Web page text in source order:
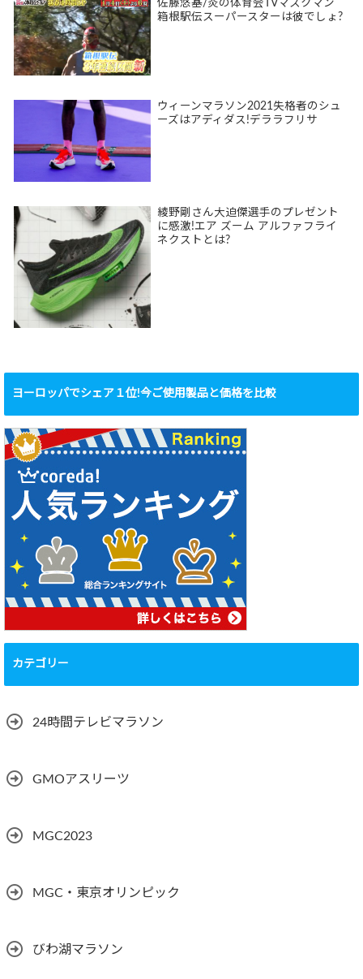
佐藤悠基/炎の体育会TVマスクマン
箱根駅伝スーパースターは彼でしょ?
ウィーンマラソン2021失格者のシュ
ーズはアディダス!デララフリサ
綾野剛さん大迫傑選手のプレゼント
に感激!エア ズーム アルファフライ
ネクストとは?
ヨーロッパでシェア１位!今ご使用製品と価格を比較
カテゴリー
24時間テレビマラソン
GMOアスリーツ
MGC2023
MGC・東京オリンピック
びわ湖マラソン